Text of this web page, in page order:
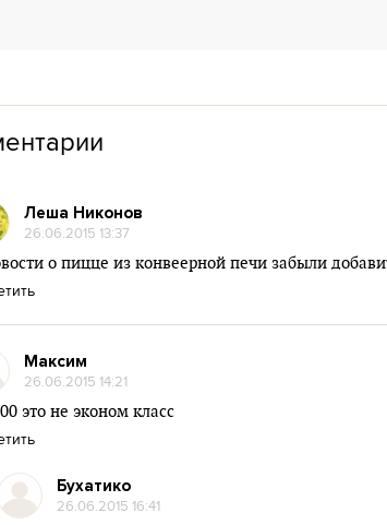
Леша Никонов
26.06.2015 13:37
о пицце из конвеерной печи забыли
Максим
26.06.2015 14:21
это не эконом класс
Бухатико
26.06.2015 16:41